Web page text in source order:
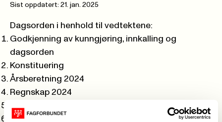
Sist oppdatert: 21. jan. 2025
Dagsorden i henhold til vedtektene:
Godkjenning av kunngjøring, innkalling og
dagsorden
Konstituering
Årsberetning 2024
Regnskap 2024
Handlingsplan 2025
Innkomne forslag